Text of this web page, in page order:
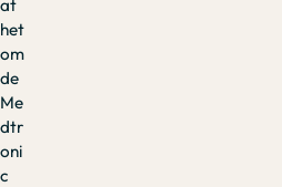
at
het
om
de
Me
dtr
oni
c